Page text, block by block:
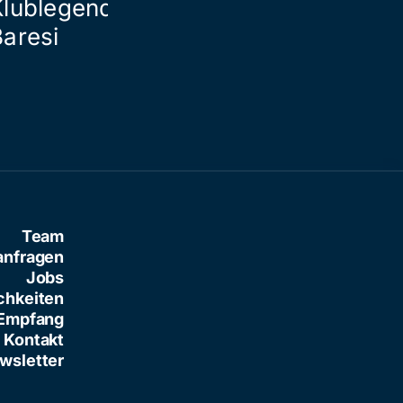
Franco
Team
Jobs
Kontakt